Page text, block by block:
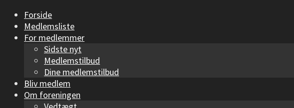
Forside
Medlemsliste
For medlemmer
Sidste nyt
Medlemstilbud
Dine medlemstilbud
Bliv medlem
Om foreningen